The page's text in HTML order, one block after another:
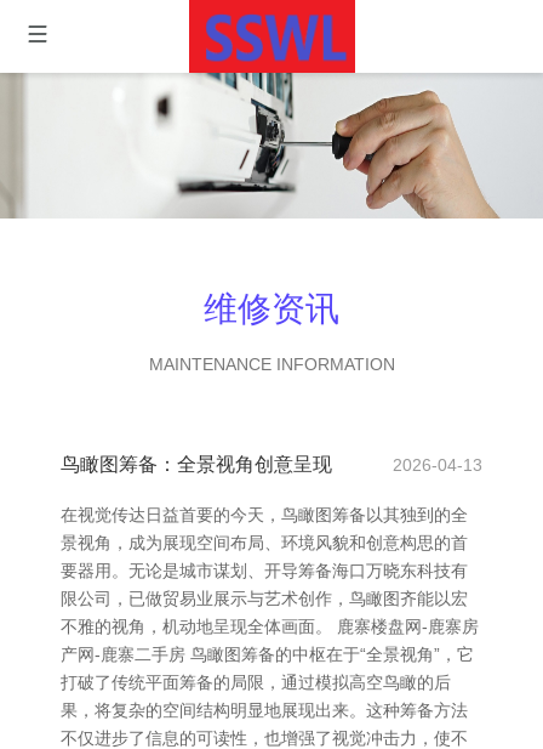
维修资讯
MAINTENANCE INFORMATION
鸟瞰图筹备：全景视角创意呈现 2026-04-13
在视觉传达日益首要的今天，鸟瞰图筹备以其独到的全
景视角，成为展现空间布局、环境风貌和创意构思的首
要器用。无论是城市谋划、开导筹备海口万晓东科技有
限公司，已做贸易业展示与艺术创作，鸟瞰图齐能以宏
不雅的视角，机动地呈现全体画面。 鹿寨楼盘网-鹿寨房
产网-鹿寨二手房 鸟瞰图筹备的中枢在于“全景视角”，它
打破了传统平面筹备的局限，通过模拟高空鸟瞰的后
果，将复杂的空间结构明显地展现出来。这种筹备方法
不仅进步了信息的可读性，也增强了视觉冲击力，使不